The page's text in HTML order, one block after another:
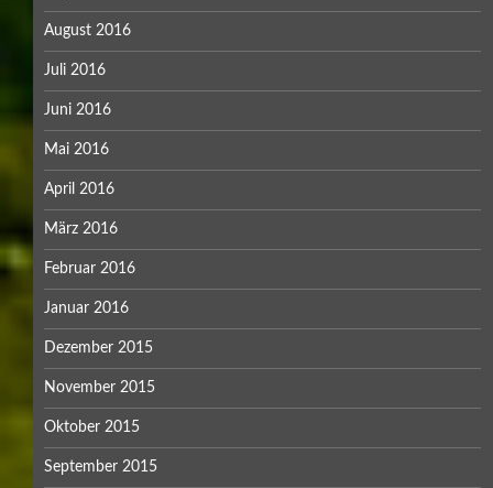
August 2016
Juli 2016
Juni 2016
Mai 2016
April 2016
März 2016
Februar 2016
Januar 2016
Dezember 2015
November 2015
Oktober 2015
September 2015